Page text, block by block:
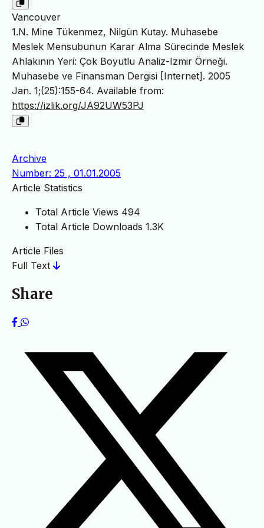
Vancouver
1.N. Mine Tükenmez, Nilgün Kutay. Muhasebe
Meslek Mensubunun Karar Alma Sürecinde Meslek
Ahlakının Yeri: Çok Boyutlu Analiz-Izmir Örneği.
Muhasebe ve Finansman Dergisi [Internet]. 2005
Jan. 1;(25):155-64. Available from:
https://izlik.org/JA92UW53PJ
Archive
Number: 25 , 01.01.2005
Article Statistics
Total Article Views 494
Total Article Downloads 1.3K
Article Files
Full Text
Share